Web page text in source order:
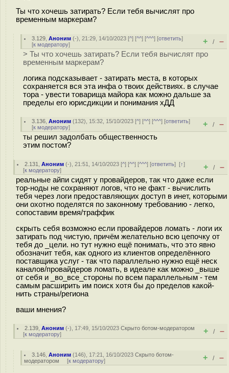
Ты что хочешь затирать? Если тебя вычислят про
временным маркерам?
3.129 ,Аноним (-), 21:29, 14/10/2023 [^] [^^] [^^^] [ответить]
[к модератору] + / –
> Ты что хочешь затирать? Если тебя вычислят про
временным маркерам?
логика подсказывает - затирать места, в которых
сохраняется вся эта инфа о твоих действиях. в случае
тора - увести товарища майора как можно дальше за
пределы его юрисдикции и понимания хДД
3.136 ,Аноним (132), 15:32, 15/10/2023 [^] [^^] [^^^] [ответить]
[к модератору] + / –
ты решил задолбать общественность
этим постом?
2.131 ,Аноним (-), 21:51, 14/10/2023 [^] [^^] [^^^] [ответить][↑]
[к модератору] + / –
реальные айпи сидят у провайдеров, так что даже если
тор-ноды не сохраняют логов, что не факт - вычислить
тебя через логи предоставляющих доступ в инет, которыми
они охотно поделятся по законному требованию - легко,
сопоставим время/траффик
скрыть себя возможно если провайдеров ломать - логи их
затирать под чистую, причём желательно всю цепочку от
тебя до _цели. но тут нужно ещё понимать, что это явно
обозначит тебя, как одного из клиентов определённого
поставщика услуг - так что параллельно нужно ещё неск
каналов/провайдеров ломать, в идеале как можно _выше
от себя и _во_все_стороны по всем параллельным - тем
самым расширить им поиск хотя бы до пределов какой-
нить страны/региона
ваши мнения?
2.139 ,Аноним (-), 17:49, 15/10/2023Скрыто ботом-модератором
[к модератору] + / –
3.146 ,Аноним (146), 17:21, 16/10/2023Скрыто ботом-
модератором [к модератору] + / –